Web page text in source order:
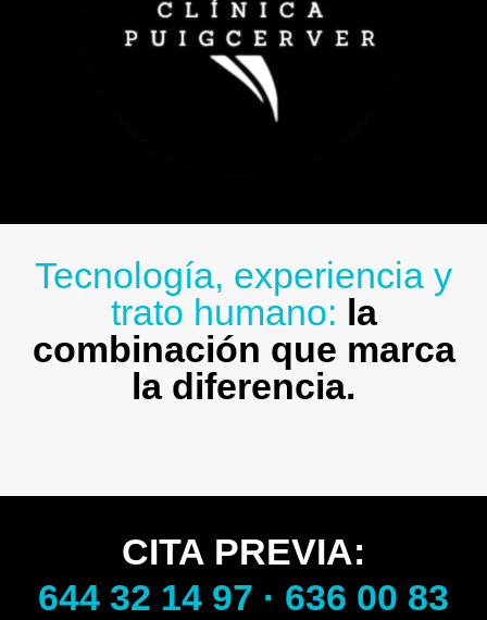
Tecnología, experiencia y
trato humano: la
combinación que marca
la diferencia.
CITA PREVIA:
644 32 14 97 · 636 00 83